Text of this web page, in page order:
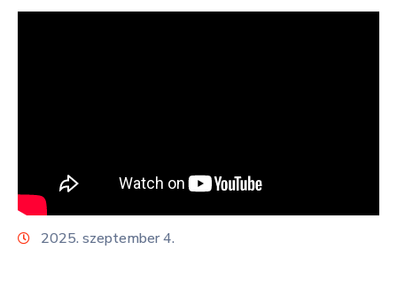
Fejlesztések
Média
2025. szeptember 4.